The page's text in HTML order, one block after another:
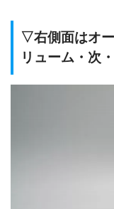
▽右側面はオ
リューム・次